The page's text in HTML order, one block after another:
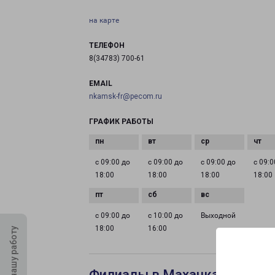
на карте
ТЕЛЕФОН
8(34783) 700-61
EMAIL
nkamsk-fr@pecom.ru
ГРАФИК РАБОТЫ
с 09:00 до
18:00
с 09:00 до
18:00
с 09:00 до
18:00
с
18:00
с 09:00 до
18:00
с 10:00 до
16:00
Выходной